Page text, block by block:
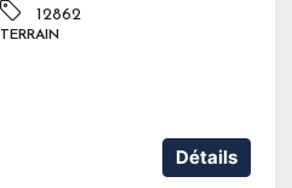
12862
TERRAIN
Détails